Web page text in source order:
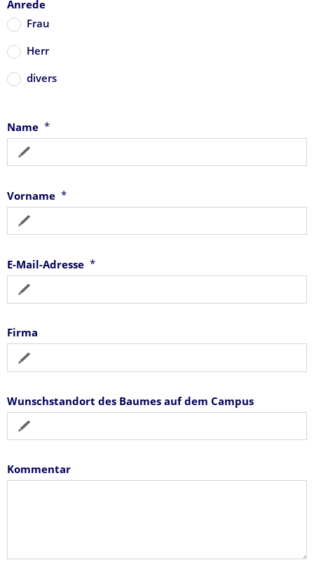
Anrede
Frau
Herr
divers
Name *
Vorname *
E-Mail-Adresse *
Firma
Wunschstandort des Baumes auf dem Campus
Kommentar